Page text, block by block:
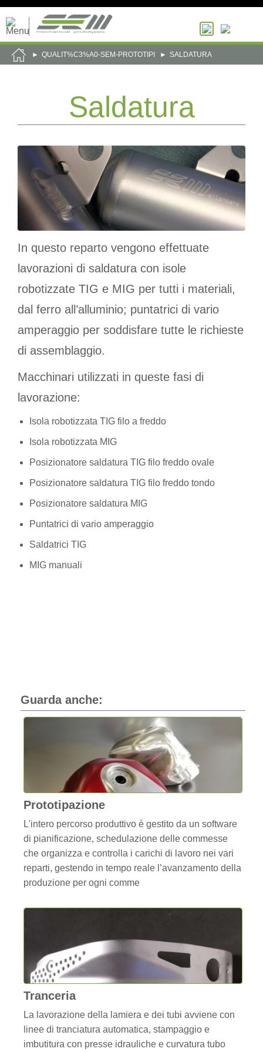
QUALIT%C3%A0-SEM-PROTOTIPI SALDATURA
Saldatura
In questo reparto vengono effettuate
lavorazioni di saldatura con isole
robotizzate TIG e MIG per tutti i materiali,
dal ferro all’alluminio; puntatrici di vario
amperaggio per soddisfare tutte le richieste
di assemblaggio.
Macchinari utilizzati in queste fasi di
lavorazione:
Isola robotizzata TIG filo a freddo
Isola robotizzata MIG
Posizionatore saldatura TIG filo freddo ovale
Posizionatore saldatura TIG filo freddo tondo
Posizionatore saldatura MIG
Puntatrici di vario amperaggio
Saldatrici TIG
MIG manuali
Guarda anche:
Prototipazione
L'intero percorso produttivo è gestito da un software
di pianificazione, schedulazione delle commesse
che organizza e controlla i carichi di lavoro nei vari
reparti, gestendo in tempo reale l’avanzamento della
produzione per ogni comme
Tranceria
La lavorazione della lamiera e dei tubi avviene con
linee di tranciatura automatica, stampaggio e
imbutitura con presse idrauliche e curvatura tubo